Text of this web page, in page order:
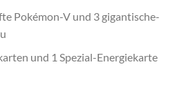
Pokémon-V und 3 gigantische-
und 1 Spezial-Energiekarte